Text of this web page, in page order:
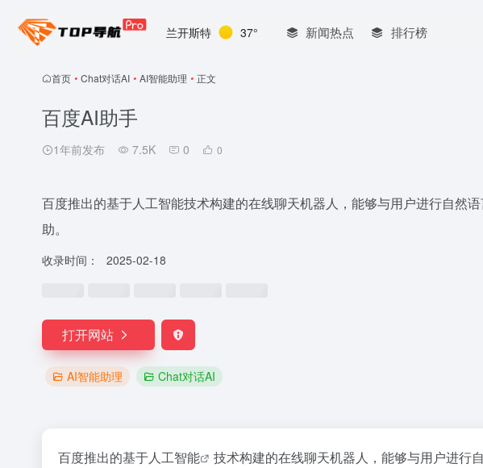
兰开斯特 37° 新闻热点 排行榜
首页 • Chat对话AI • AI智能助理 • 正文
百度AI助手
1年前发布 7.5K 0 0
百度推出的基于人工智能技术构建的在线聊天机器人，能够与用户进行自然
助。
收录时间： 2025-02-18
打开网站
AI智能助理 Chat对话AI
百度推出的基于人工智能 技术构建的在线聊天机器人，能够与用户进行